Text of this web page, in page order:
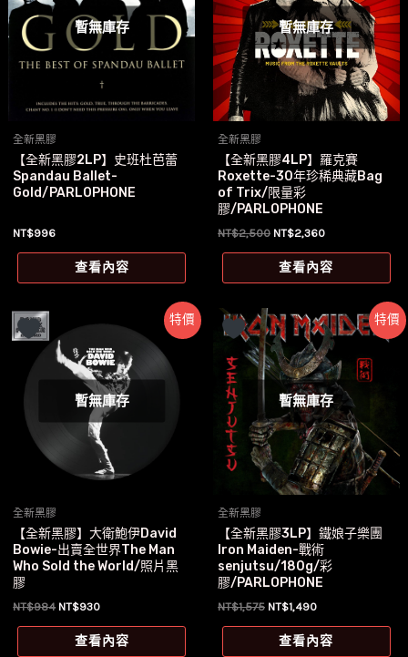
暫無庫存
全新黑膠
【全新黑膠2LP】史班杜芭蕾
Spandau Ballet-
Gold/PARLOPHONE
NT$996
查看內容
暫無庫存
全新黑膠
【全新黑膠4LP】羅克賽
Roxette-30年珍稀典藏Bag
of Trix/限量彩
膠/PARLOPHONE
NT$2,500 原
價
格：
NT$2,360目
價
格：
查看內容
特價
暫無庫存
全新黑膠
【全新黑膠】大衛鮑伊David
Bowie-出賣全世界The Man
Who Sold the World/照片黑
膠
NT$984 原
格：
NT$930目
價
格：
查看內容
特價
暫無庫存
全新黑膠
【全新黑膠3LP】鐵娘子樂團
Iron Maiden-戰術
senjutsu/180g/彩
膠/PARLOPHONE
NT$1,575 原
格：
NT$1,490目
價
格：
查看內容